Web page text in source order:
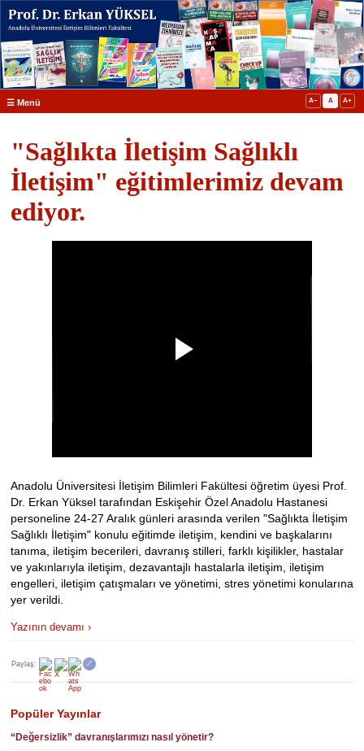
☰ Menü A− A A+
"Sağlıkta İletişim Sağlıklı
İletişim" eğitimlerimiz devam
ediyor.
Anadolu Üniversitesi İletişim Bilimleri Fakültesi öğretim üyesi Prof.
Dr. Erkan Yüksel tarafından Eskişehir Özel Anadolu Hastanesi
personeline 24-27 Aralık günleri arasında verilen "Sağlıkta İletişim
Sağlıklı İletişim" konulu eğitimde iletişim, kendini ve başkalarını
tanıma, iletişim becerileri, davranış stilleri, farklı kişilikler, hastalar
ve yakınlarıyla iletişim, dezavantajlı hastalarla iletişim, iletişim
engelleri, iletişim çatışmaları ve yönetimi, stres yönetimi konularına
yer verildi.
Yazının devamı ›
Paylaş: 🔗
Popüler Yayınlar
“Değersizlik” davranışlarımızı nasıl yönetir?